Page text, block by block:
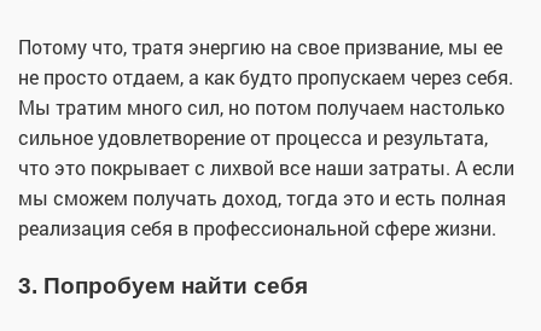
Потому что, тратя энергию на свое призвание, мы ее
не просто отдаем, а как будто пропускаем через себя.
Мы тратим много сил, но потом получаем настолько
сильное удовлетворение от процесса и результата,
что это покрывает с лихвой все наши затраты. А если
мы сможем получать доход, тогда это и есть полная
реализация себя в профессиональной сфере жизни.
3. Попробуем найти себя